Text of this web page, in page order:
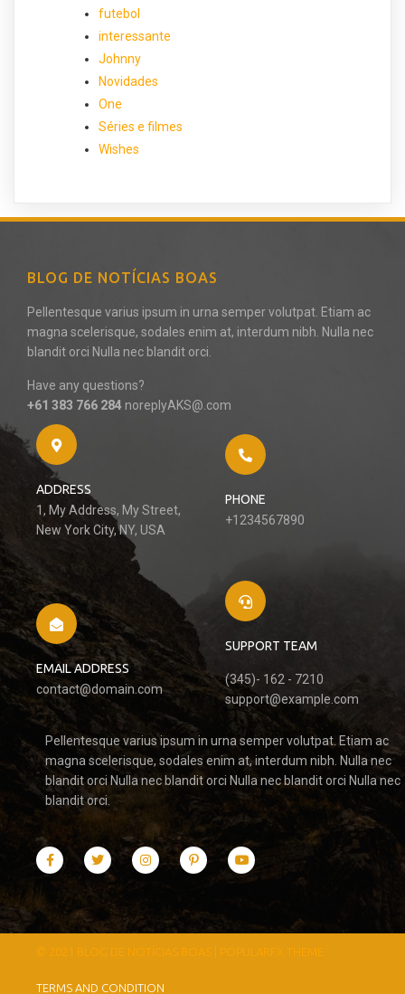
futebol
interessante
Johnny
Novidades
One
Séries e filmes
Wishes
BLOG DE NOTÍCIAS BOAS
Pellentesque varius ipsum in urna semper volutpat. Etiam ac
magna scelerisque, sodales enim at, interdum nibh. Nulla nec
blandit orci Nulla nec blandit orci.
Have any questions?
+61 383 766 284 noreplyAKS@.com
ADDRESS
1, My Address, My Street,
New York City, NY, USA
PHONE
+1234567890
EMAIL ADDRESS
contact@domain.com
SUPPORT TEAM
(345)- 162 - 7210
support@example.com
Pellentesque varius ipsum in urna semper volutpat. Etiam ac
magna scelerisque, sodales enim at, interdum nibh. Nulla nec
blandit orci Nulla nec blandit orci Nulla nec blandit orci Nulla nec
blandit orci.
© 2021 BLOG DE NOTÍCIAS BOAS | POPULARFX THEME
TERMS AND CONDITION